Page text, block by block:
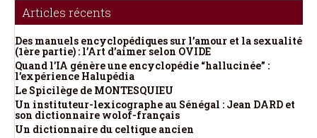
Articles récents
Des manuels encyclopédiques sur l’amour et la sexualité
(1ère partie) : l’Art d’aimer selon OVIDE
Quand l’IA génère une encyclopédie “hallucinée” :
l’expérience Halupédia
Le Spicilège de MONTESQUIEU
Un instituteur-lexicographe au Sénégal : Jean DARD et
son dictionnaire wolof-français
Un dictionnaire du celtique ancien